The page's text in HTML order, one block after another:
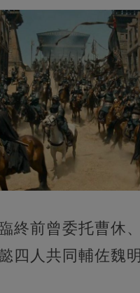
終前曾委托曹休、
四人共同輔佐魏